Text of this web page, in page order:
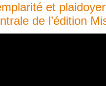
et
de l’édition